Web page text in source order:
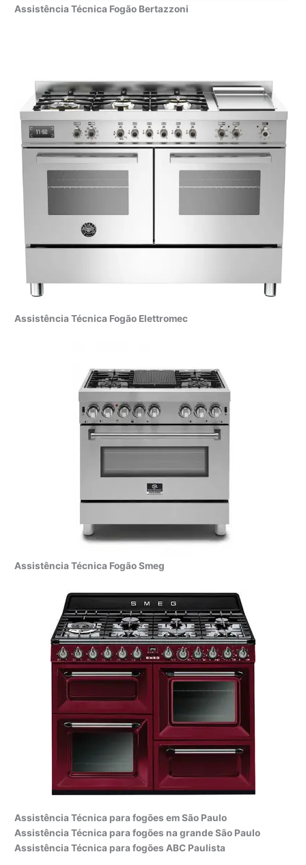
Assistência Técnica Fogão Bertazzoni
Assistência Técnica Fogão Elettromec
Assistência Técnica Fogão Smeg
Assistência Técnica para fogões em São Paulo
Assistência Técnica para fogões na grande São Paulo
Assistência Técnica para fogões ABC Paulista